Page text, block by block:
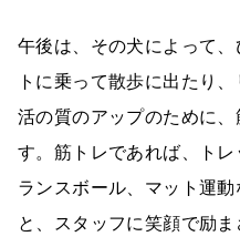
午後は、その犬によって
トに乗って散歩に出たり
活の質のアップのために
す。筋トレであれば、ト
ランスボール、マット運動
と、スタッフに笑顔で励